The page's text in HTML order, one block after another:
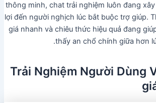
thông minh, chat trải nghiệm luôn đang
lợi đến người nghịch lúc bắt buộc trợ giúp.
giá nhanh và chiêu thức hiệu quả đang
thấy an chổ chính giữa hơn
Trải Nghiệm Người Dùng